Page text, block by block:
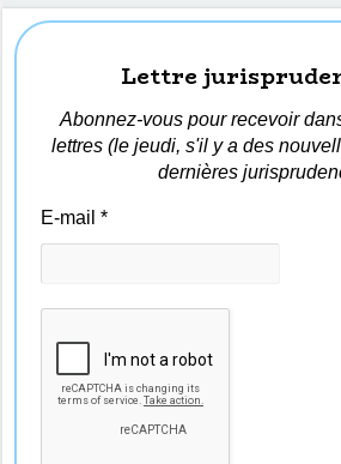
Lettre
Abonnez-vous pour recevoir
lettres (le jeudi, s'il y a des
dernières
E-mail*